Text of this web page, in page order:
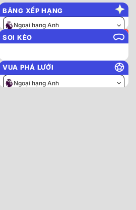
BẢNG XẾP HẠNG
Ngoại hạng Anh
SOI KÈO
VUA PHÁ LƯỚI
Ngoại hạng Anh